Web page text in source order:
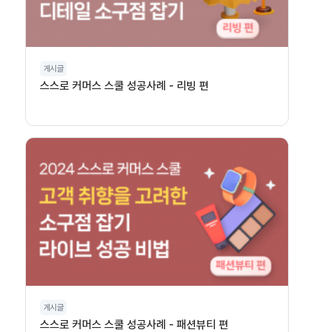
게시글
스스로 커머스 스쿨 성공사례 - 리빙 편
게시글
스스로 커머스 스쿨 성공사례 - 패션뷰티 편